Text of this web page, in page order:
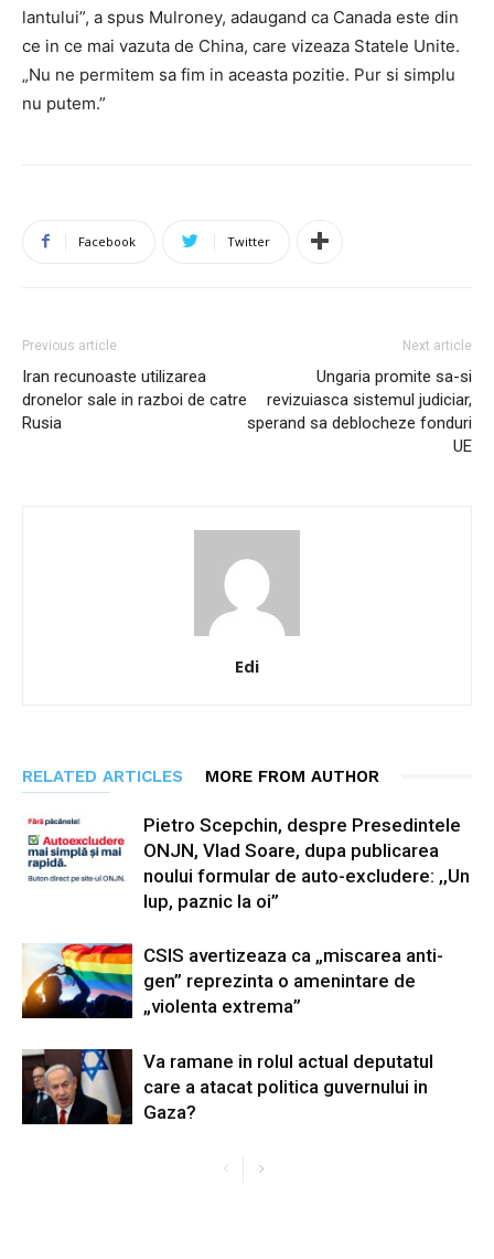
lantului”, a spus Mulroney, adaugand ca Canada este din
ce in ce mai vazuta de China, care vizeaza Statele Unite.
„Nu ne permitem sa fim in aceasta pozitie. Pur si simplu
nu putem.”
Facebook Twitter
Previous article
Iran recunoaste utilizarea
dronelor sale in razboi de catre
Rusia
Next article
Ungaria promite sa-si
revizuiasca sistemul judiciar,
sperand sa deblocheze fonduri
UE
Edi
RELATED ARTICLES MORE FROM AUTHOR
Pietro Scepchin, despre Presedintele
ONJN, Vlad Soare, dupa publicarea
noului formular de auto-excludere: ,,Un
lup, paznic la oi”
CSIS avertizeaza ca „miscarea anti-
gen” reprezinta o amenintare de
„violenta extrema”
Va ramane in rolul actual deputatul
care a atacat politica guvernului in
Gaza?